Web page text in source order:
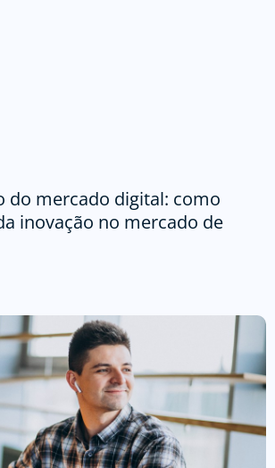
do mercado digital: como
inovação no mercado de